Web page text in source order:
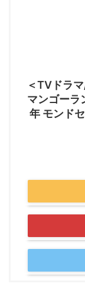
＜TVドラ
マンゴー
年 モンド